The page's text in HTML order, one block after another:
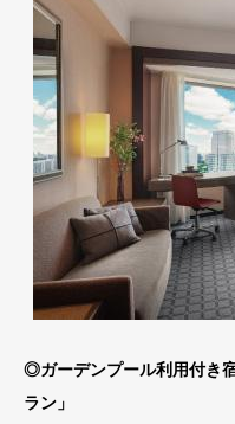
◎ガーデンプール利用付き
ラン」